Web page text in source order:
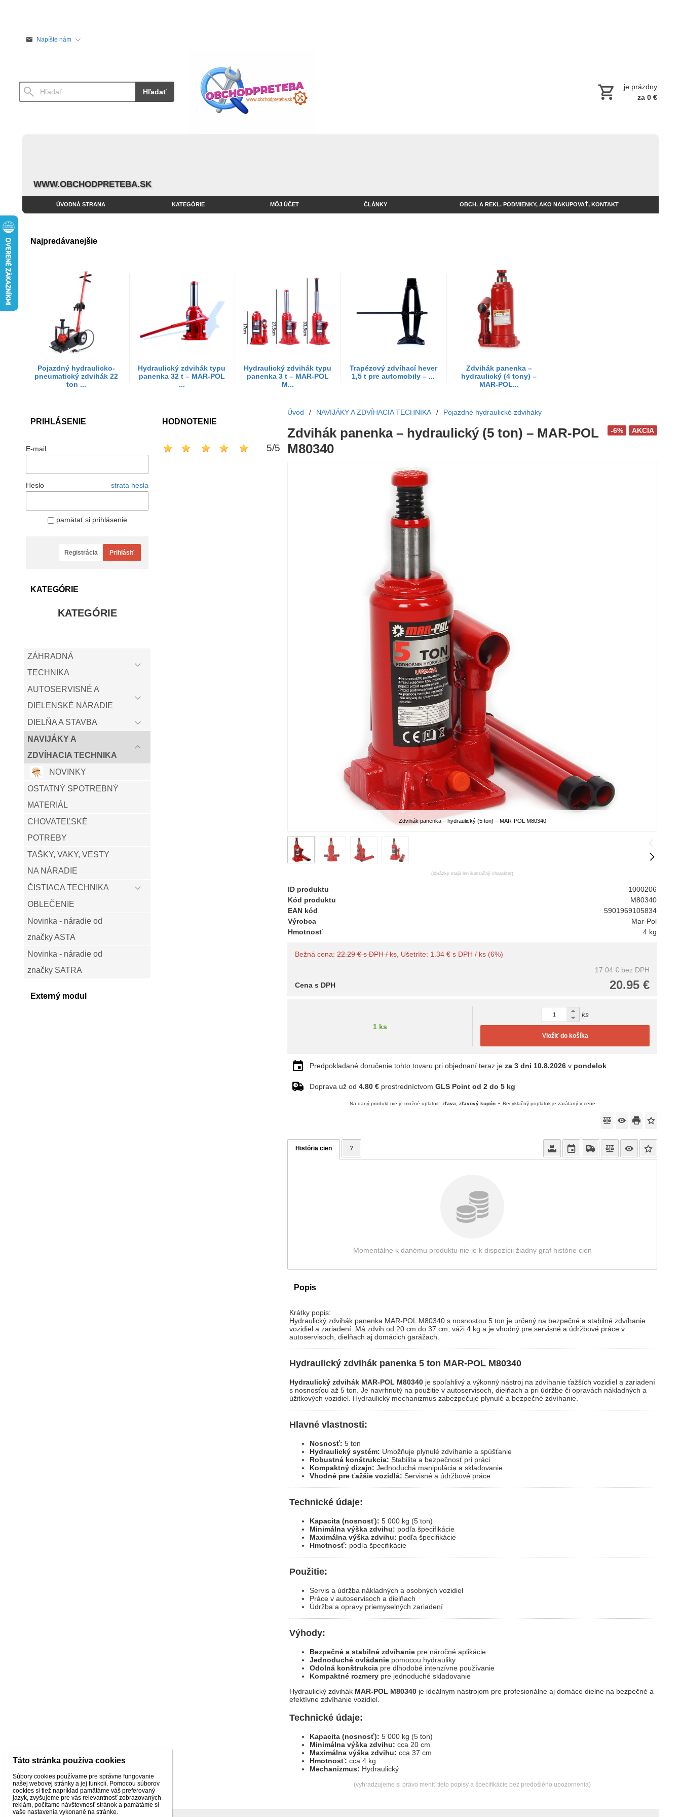
Napíšte nám
Hľadať
je prázdny
za 0 €
WWW.OBCHODPRETEBA.SK
ÚVODNÁ STRANA KATEGÓRIE MÔJ ÚČET ČLÁNKY OBCH. A REKL. PODMIENKY, AKO NAKUPOVAŤ, KONTAKT
Najpredávanejšie
Pojazdný hydraulicko-
pneumatický zdvihák 22
ton ...
Hydraulický zdvihák typu
panenka 32 t – MAR-POL
...
Hydraulický zdvihák typu
panenka 3 t – MAR-POL
M...
Trapézový zdvíhací hever
1,5 t pre automobily – ...
Zdvihák panenka –
hydraulický (4 tony) –
MAR-POL...
PRIHLÁSENIE
E-mail
Heslo strata hesla
pamätať si prihlásenie
Registrácia Prihlásiť
KATEGÓRIE
KATEGÓRIE
ZÁHRADNÁ
TECHNIKA
AUTOSERVISNÉ A
DIELENSKÉ NÁRADIE
DIELŇA A STAVBA
NAVIJÁKY A
ZDVÍHACIA TECHNIKA
NOVINKY
OSTATNÝ SPOTREBNÝ
MATERIÁL
CHOVATEĽSKÉ
POTREBY
TAŠKY, VAKY, VESTY
NA NÁRADIE
ČISTIACA TECHNIKA
OBLEČENIE
Novinka - náradie od
značky ASTA
Novinka - náradie od
značky SATRA
Externý modul
HODNOTENIE
5/5
Úvod / NAVIJÁKY A ZDVÍHACIA TECHNIKA / Pojazdné hydraulické zdviháky
AKCIA
-6%
Zdvihák panenka – hydraulický (5 ton) – MAR-POL
M80340
Zdvihák panenka – hydraulický (5 ton) – MAR-POL M80340
(obrázky majú len ilustračný charakter)
ID produktu
1000206
Kód produktu
M80340
EAN kód
5901969105834
Výrobca
Mar-Pol
Hmotnosť
4 kg
Bežná cena: 22.29 € s DPH / ks, Ušetríte: 1.34 € s DPH / ks (6%)
17.04 € bez DPH
20.95 €
Cena s DPH
1 ks
ks
Vložiť do košíka
Predpokladané doručenie tohto tovaru pri objednaní teraz je za 3 dni 10.8.2026 v pondelok
Doprava už od 4.80 € prostredníctvom GLS Point od 2 do 5 kg
Na daný produkt nie je možné uplatniť: zľava, zľavový kupón Recyklačný poplatok je zarátaný v cene
História cien ?
Momentálne k danému produktu nie je k dispozícii žiadny graf histórie cien
Popis
Krátky popis:
Hydraulický zdvihák panenka MAR-POL M80340 s nosnosťou 5 ton je určený na bezpečné a stabilné zdvíhanie
vozidiel a zariadení. Má zdvih od 20 cm do 37 cm, váži 4 kg a je vhodný pre servisné a údržbové práce v
autoservisoch, dielňach aj domácich garážach.
Hydraulický zdvihák panenka 5 ton MAR-POL M80340
Hydraulický zdvihák MAR-POL M80340 je spoľahlivý a výkonný nástroj na zdvíhanie ťažších vozidiel a zariadení
s nosnosťou až 5 ton. Je navrhnutý na použitie v autoservisoch, dielňach a pri údržbe či opravách nákladných a
úžitkových vozidiel. Hydraulický mechanizmus zabezpečuje plynulé a bezpečné zdvíhanie.
Hlavné vlastnosti:
Nosnosť: 5 ton
Hydraulický systém: Umožňuje plynulé zdvíhanie a spúšťanie
Robustná konštrukcia: Stabilita a bezpečnosť pri práci
Kompaktný dizajn: Jednoduchá manipulácia a skladovanie
Vhodné pre ťažšie vozidlá: Servisné a údržbové práce
Technické údaje:
Kapacita (nosnosť): 5 000 kg (5 ton)
Minimálna výška zdvihu: podľa špecifikácie
Maximálna výška zdvihu: podľa špecifikácie
Hmotnosť: podľa špecifikácie
Použitie:
Servis a údržba nákladných a osobných vozidiel
Práce v autoservisoch a dielňach
Údržba a opravy priemyselných zariadení
Výhody:
Bezpečné a stabilné zdvíhanie pre náročné aplikácie
Jednoduché ovládanie pomocou hydrauliky
Odolná konštrukcia pre dlhodobé intenzívne používanie
Kompaktné rozmery pre jednoduché skladovanie
Hydraulický zdvihák MAR-POL M80340 je ideálnym nástrojom pre profesionálne aj domáce dielne na bezpečné a
efektívne zdvíhanie vozidiel.
Technické údaje:
Kapacita (nosnosť): 5 000 kg (5 ton)
Minimálna výška zdvihu: cca 20 cm
Maximálna výška zdvihu: cca 37 cm
Hmotnosť: cca 4 kg
Mechanizmus: Hydraulický
(vyhradzujeme si právo meniť tieto popisy a špecifikácie bez predošlého upozornenia)
Táto stránka používa cookies
Súbory cookies používame pre správne fungovanie
našej webovej stránky a jej funkcií. Pomocou súborov
cookies si tiež napríklad pamätáme váš preferovaný
jazyk, zvyšujeme pre vás relevantnosť zobrazovaných
reklám, počítame návštevnosť stránok a pamätáme si
vaše nastavenia vykonané na stránke.